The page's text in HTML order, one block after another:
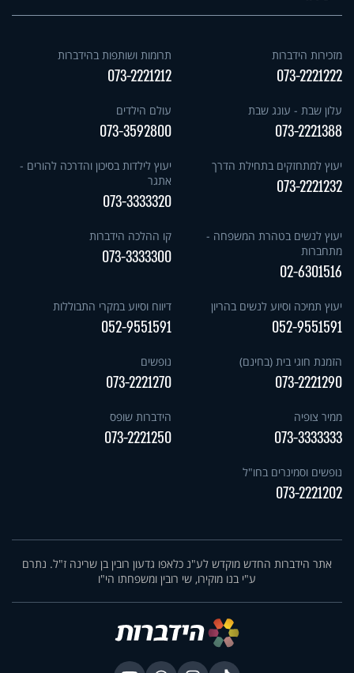
מזכירות הידברות
073-2221222
תרומות ושותפות בהידברות
073-2221212
עלון שבת - עונג שבת
073-2221388
עולם הילדים
073-3592800
יעוץ למתחזקים בתחילת הדרך
073-2221232
יעוץ לילדות בסיכון והדרכה להורים -
אתגר
073-3333320
יעוץ לנשים בטהרת המשפחה -
מתחברות
02-6301516
קו ההלכה הידברות
073-3333300
יעוץ תמיכה וסיוע לנשים בהריון
052-9551591
דיווח וסיוע במקרי התבוללות
052-9551591
הזמנת חוגי בית (בחינם)
073-2221290
נופשים
073-2221270
ממיר צופיה
073-3333333
הידברות שופס
073-2221250
נופשים וסמינרים בחו"ל
073-2221202
אתר הידברות החדש מוקדש לע"נ כלאפו גדעון רובין בן שרינה ז"ל. נתרם
ע"י בנו מוקירו, שי רובין ומשפחתו הי"ו